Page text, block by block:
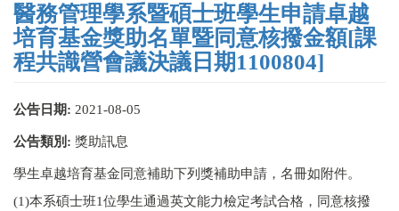
醫務管理學系暨碩士班學生申請卓越
培育基金獎助名單暨同意核撥金額[課
程共識營會議決議日期1100804]
公告日期: 2021-08-05
公告類別: 獎助訊息
學生卓越培育基金同意補助下列獎補助申請，名冊如附件。
(1)本系碩士班1位學生通過英文能力檢定考試合格，同意核撥